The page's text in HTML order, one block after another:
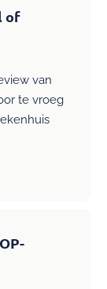
of
van
te vroeg